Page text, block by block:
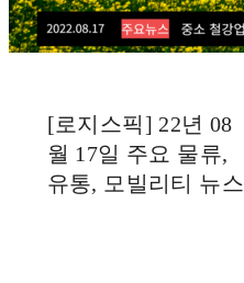
[로지스픽] 22년 08
월 17일 주요 물류,
유통, 모빌리티 뉴스